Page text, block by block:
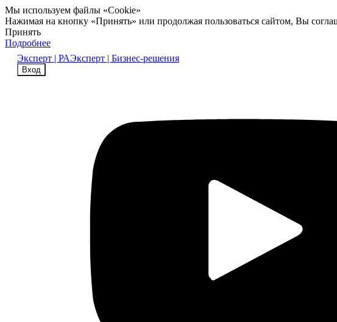
Мы используем файлы «Cookie»
Нажимая на кнопку «Принять» или продолжая пользоваться сайтом, Вы
Принять
Подробнее
Эксперт | РАЭксперт | Бизнес-решения
Вход